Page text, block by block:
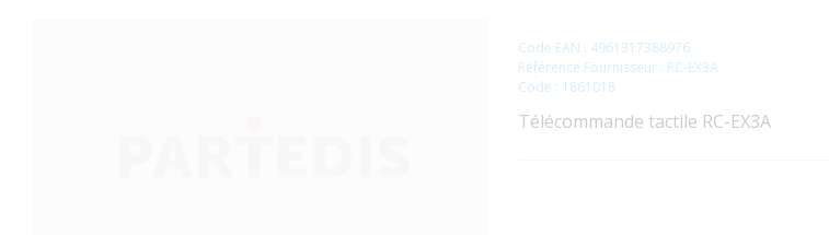
Code EAN : 4961317388976
Référence Fournisseur : RC-EX3A
Code : 1861018
Télécommande tactile RC-EX3A